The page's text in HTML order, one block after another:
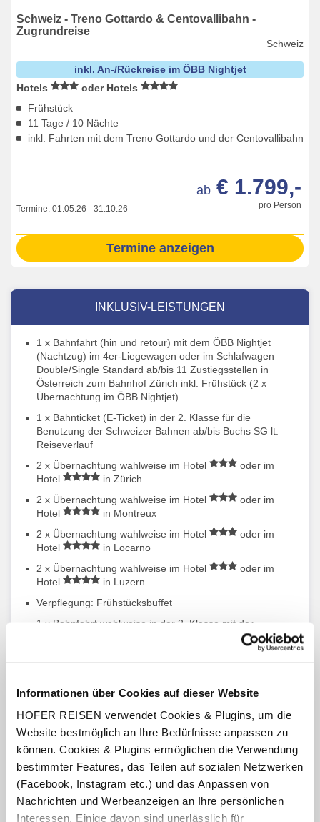
Informationen über Cookies auf dieser Website
HOFER REISEN verwendet Cookies & Plugins, um die
Website bestmöglich an Ihre Bedürfnisse anpassen zu
können. Cookies & Plugins ermöglichen die Verwendung
bestimmter Features, das Teilen auf sozialen Netzwerken
(Facebook, Instagram etc.) und das Anpassen von
Nachrichten und Werbeanzeigen an Ihre persönlichen
Interessen. Einige davon sind unerlässlich für
Schweiz - Treno Gottardo & Centovallibahn -
Zugrundreise
Schweiz
inkl. An-/Rückreise im ÖBB Nightjet
Hotels
oder Hotels
Frühstück
11 Tage / 10 Nächte
inkl. Fahrten mit dem Treno Gottardo und der Centovallibahn
Termine: 01.05.26 - 31.10.26 pro Person
ab € 1.799,-
Termine anzeigen
INKLUSIV-LEISTUNGEN
1 x Bahnfahrt (hin und retour) mit dem ÖBB Nightjet
(Nachtzug) im 4er-Liegewagen oder im Schlafwagen
Double/Single Standard ab/bis 11 Zustiegsstellen in
Österreich zum Bahnhof Zürich inkl. Frühstück (2 x
Übernachtung im ÖBB Nightjet)
1 x Bahnticket (E-Ticket) in der 2. Klasse für die
Benutzung der Schweizer Bahnen ab/bis Buchs SG lt.
Reiseverlauf
2 x Übernachtung wahlweise im Hotel
oder im
Hotel
in Zürich
2 x Übernachtung wahlweise im Hotel
oder im
Hotel
in Montreux
2 x Übernachtung wahlweise im Hotel
oder im
Hotel
in Locarno
2 x Übernachtung wahlweise im Hotel
oder im
Hotel
in Luzern
Verpflegung: Frühstücksbuffet
1 x Bahnfahrt wahlweise in der 2. Klasse mit der
Centovallibahn von Domodossola nach Locarno
Gästekarte Montreux Riviera Card, Ticino Ticket, Luzern
1 x Swiss Coupon Pass
50 % Ermässigung auf zusätzliche Reisen mit Bahn,Bus
und Schiff sowie einige Bergausflüge